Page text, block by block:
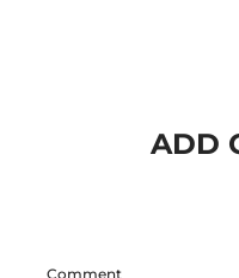
ADD
Comment